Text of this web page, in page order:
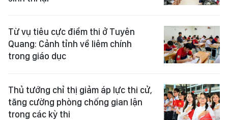
Từ vụ tiêu cực điểm thi ở Tuyên
Quang: Cảnh tỉnh về liêm chính
trong giáo dục
Thủ tướng chỉ thị giảm áp lực thi cử,
tăng cường phòng chống gian lận
trong các kỳ thi